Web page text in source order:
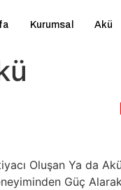
Kurumsal Akü
Oluşan Ya da
Güç